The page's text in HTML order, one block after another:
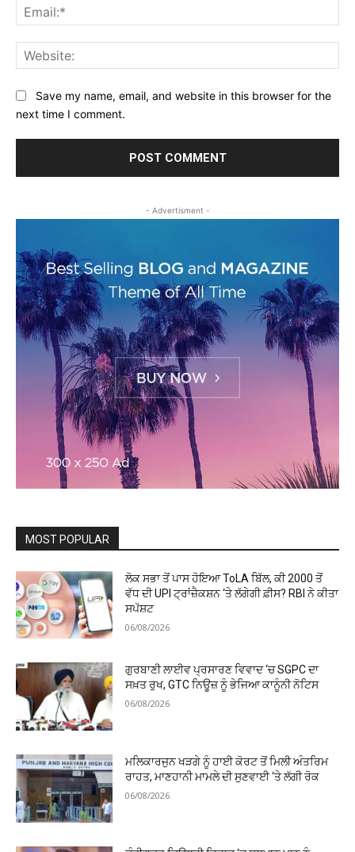
Save my name, email, and website in this browser for the
next time I comment.
- Advertisment -
MOST POPULAR
ਲੋਕ ਸਭਾ ਤੋਂ ਪਾਸ ਹੋਇਆ ToLA ਬਿੱਲ, ਕੀ ₹2000 ਤੋਂ
ਵੱਧ ਦੀ UPI ਟ੍ਰਾਂਜ਼ੈਕਸ਼ਨ ‘ਤੇ ਲੱਗੇਗੀ ਫ਼ੀਸ? RBI ਨੇ ਕੀਤਾ
ਸਪੱਸ਼ਟ
06/08/2026
ਗੁਰਬਾਣੀ ਲਾਈਵ ਪ੍ਰਸਾਰਣ ਵਿਵਾਦ ‘ਚ SGPC ਦਾ
ਸਖ਼ਤ ਰੁਖ, GTC ਨਿਊਜ਼ ਨੂੰ ਭੇਜਿਆ ਕਾਨੂੰਨੀ ਨੋਟਿਸ
06/08/2026
ਮਲਿਕਾਰਜੁਨ ਖੜਗੇ ਨੂੰ ਹਾਈ ਕੋਰਟ ਤੋਂ ਮਿਲੀ ਅੰਤਰਿਮ
ਰਾਹਤ, ਮਾਣਹਾਨੀ ਮਾਮਲੇ ਦੀ ਸੁਣਵਾਈ ‘ਤੇ ਲੱਗੀ ਰੋਕ
06/08/2026